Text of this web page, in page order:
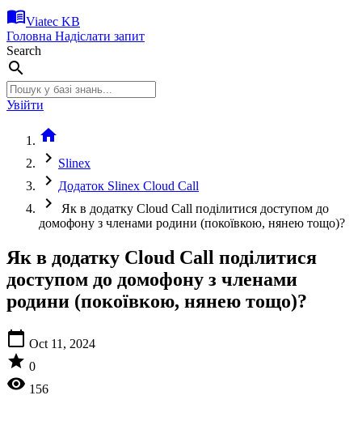
menu_bookViatec KB
Головна Надіслати запит
Search
search
Увійти
home
chevron_right Slinex
chevron_right Додаток Slinex Cloud Call
chevron_right
Як в додатку Cloud Call поділитися доступом до
домофону з членами родини (покоївкою, нянею тощо)?
Як в додатку Cloud Call поділитися
доступом до домофону з членами
родини (покоївкою, нянею тощо)?
calendar_today Oct 11, 2024
star 0
visibility 156